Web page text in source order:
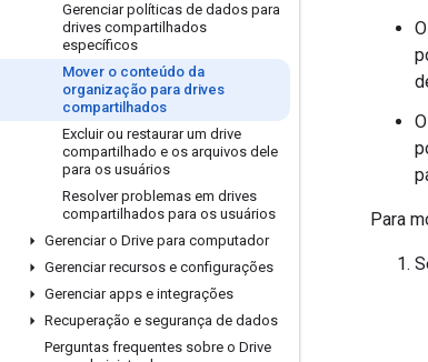
Gerenciar políticas de dados para
drives compartilhados
específicos
Mover o conteúdo da
organização para drives
compartilhados
Excluir ou restaurar um drive
compartilhado e os arquivos dele
para os usuários
Resolver problemas em drives
compartilhados para os usuários
Gerenciar o Drive para computador
Gerenciar recursos e configurações
Gerenciar apps e integrações
Recuperação e segurança de dados
Perguntas frequentes sobre o Drive
Para